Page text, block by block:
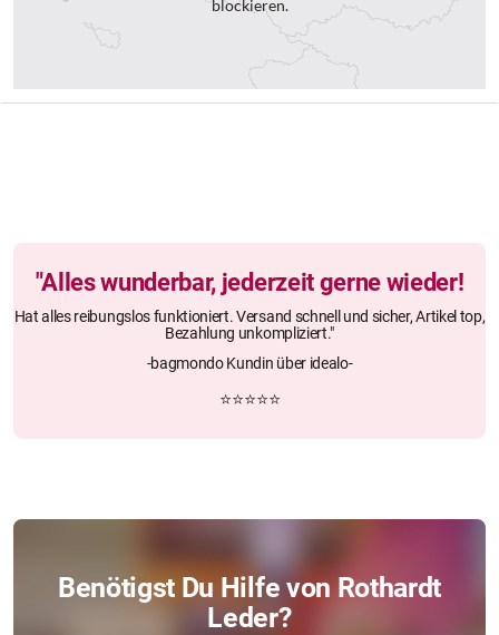
blockieren.
"Alles wunderbar, jederzeit gerne wieder!
Hat alles reibungslos funktioniert. Versand schnell und sicher, Artikel top,
Bezahlung unkompliziert."
-bagmondo Kundin über idealo-
⭐⭐⭐⭐⭐
Benötigst Du Hilfe von Rothardt
Leder?